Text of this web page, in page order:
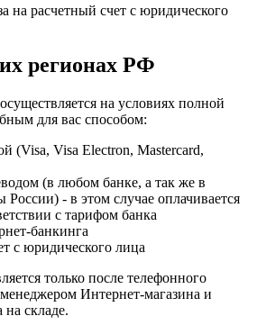
на расчетный счет с юридического
регионах РФ
на условиях полной
для вас способом:
(Visa, Visa Electron, Mastercard,
(в любом банке, а так же в
- в этом случае оплачивается
с тарифом банка
банкинга
с юридического лица
только после телефонного
Интернет-магазина и
на складе.